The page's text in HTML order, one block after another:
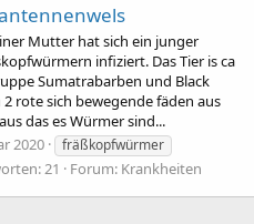
Mutter hat sich ein junger
infiziert. Das Tier is ca
Sumatrabarben und Black
rote sich bewegende fäden aus
das es Würmer sind...
2020
fräßkopfwürmer
21 Forum: Krankheiten